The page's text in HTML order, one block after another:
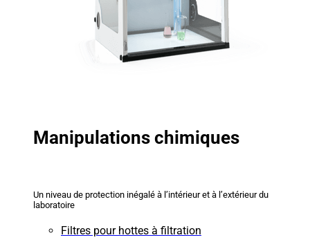
Manipulations chimiques
Un niveau de protection inégalé à l’intérieur et à l’extérieur du
laboratoire
Filtres pour hottes à filtration